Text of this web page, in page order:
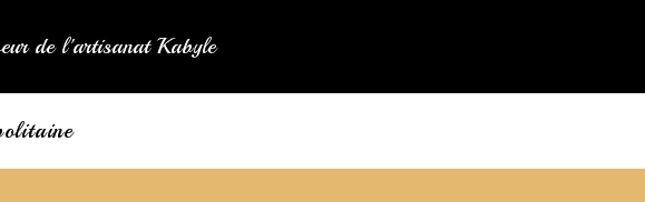
de l'artisanat Kabyle